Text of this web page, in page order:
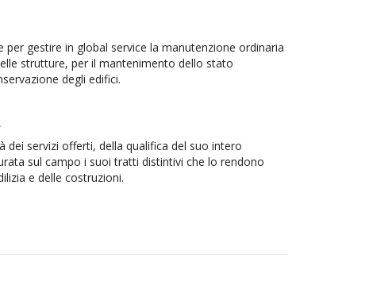
gestire in global service la manutenzione ordinaria
strutture, per il mantenimento dello stato
degli edifici.
dei servizi offerti, della qualifica del suo intero
sul campo i suoi tratti distintivi che lo rendono
e delle costruzioni.